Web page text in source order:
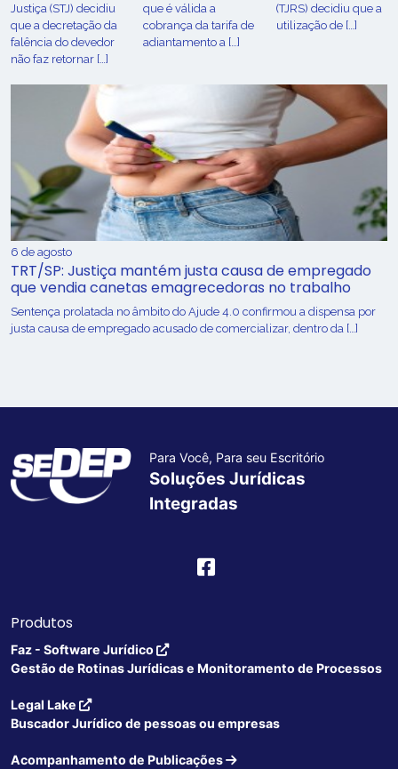
Justiça (STJ) decidiu
que a decretação da
falência do devedor
não faz retornar […]
que é válida a
cobrança da tarifa de
adiantamento a […]
(TJRS) decidiu que a
utilização de […]
6 de agosto
TRT/SP: Justiça mantém justa causa de empregado
que vendia canetas emagrecedoras no trabalho
Sentença prolatada no âmbito do Ajude 4.0 confirmou a dispensa por
justa causa de empregado acusado de comercializar, dentro da […]
Para Você, Para seu Escritório
Soluções Jurídicas
Integradas
Produtos
Faz - Software Jurídico
Gestão de Rotinas Jurídicas e Monitoramento de Processos
Legal Lake
Buscador Jurídico de pessoas ou empresas
Acompanhamento de Publicações